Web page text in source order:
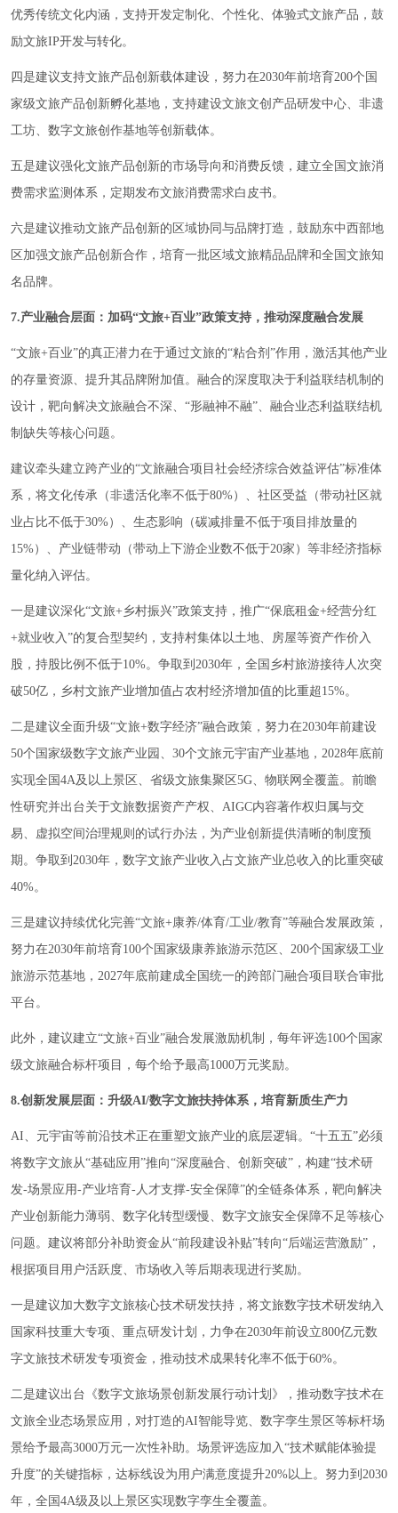
优秀传统文化内涵，支持开发定制化、个性化、体验式文旅产品，鼓
励文旅IP开发与转化。
四是建议支持文旅产品创新载体建设，努力在2030年前培育200个国
家级文旅产品创新孵化基地，支持建设文旅文创产品研发中心、非遗
工坊、数字文旅创作基地等创新载体。
五是建议强化文旅产品创新的市场导向和消费反馈，建立全国文旅消
费需求监测体系，定期发布文旅消费需求白皮书。
六是建议推动文旅产品创新的区域协同与品牌打造，鼓励东中西部地
区加强文旅产品创新合作，培育一批区域文旅精品品牌和全国文旅知
名品牌。
7.产业融合层面：加码“文旅+百业”政策支持，推动深度融合发展
“文旅+百业”的真正潜力在于通过文旅的“粘合剂”作用，激活其他产业
的存量资源、提升其品牌附加值。融合的深度取决于利益联结机制的
设计，靶向解决文旅融合不深、“形融神不融”、融合业态利益联结机
制缺失等核心问题。
建议牵头建立跨产业的“文旅融合项目社会经济综合效益评估”标准体
系，将文化传承（非遗活化率不低于80%）、社区受益（带动社区就
业占比不低于30%）、生态影响（碳减排量不低于项目排放量的
15%）、产业链带动（带动上下游企业数不低于20家）等非经济指标
量化纳入评估。
一是建议深化“文旅+乡村振兴”政策支持，推广“保底租金+经营分红
+就业收入”的复合型契约，支持村集体以土地、房屋等资产作价入
股，持股比例不低于10%。争取到2030年，全国乡村旅游接待人次突
破50亿，乡村文旅产业增加值占农村经济增加值的比重超15%。
二是建议全面升级“文旅+数字经济”融合政策，努力在2030年前建设
50个国家级数字文旅产业园、30个文旅元宇宙产业基地，2028年底前
实现全国4A及以上景区、省级文旅集聚区5G、物联网全覆盖。前瞻
性研究并出台关于文旅数据资产产权、AIGC内容著作权归属与交
易、虚拟空间治理规则的试行办法，为产业创新提供清晰的制度预
期。争取到2030年，数字文旅产业收入占文旅产业总收入的比重突破
40%。
三是建议持续优化完善“文旅+康养/体育/工业/教育”等融合发展政策，
努力在2030年前培育100个国家级康养旅游示范区、200个国家级工业
旅游示范基地，2027年底前建成全国统一的跨部门融合项目联合审批
平台。
此外，建议建立“文旅+百业”融合发展激励机制，每年评选100个国家
级文旅融合标杆项目，每个给予最高1000万元奖励。
8.创新发展层面：升级AI/数字文旅扶持体系，培育新质生产力
AI、元宇宙等前沿技术正在重塑文旅产业的底层逻辑。“十五五”必须
将数字文旅从“基础应用”推向“深度融合、创新突破”，构建“技术研
发-场景应用-产业培育-人才支撑-安全保障”的全链条体系，靶向解决
产业创新能力薄弱、数字化转型缓慢、数字文旅安全保障不足等核心
问题。建议将部分补助资金从“前段建设补贴”转向“后端运营激励”，
根据项目用户活跃度、市场收入等后期表现进行奖励。
一是建议加大数字文旅核心技术研发扶持，将文旅数字技术研发纳入
国家科技重大专项、重点研发计划，力争在2030年前设立800亿元数
字文旅技术研发专项资金，推动技术成果转化率不低于60%。
二是建议出台《数字文旅场景创新发展行动计划》，推动数字技术在
文旅全业态场景应用，对打造的AI智能导览、数字孪生景区等标杆场
景给予最高3000万元一次性补助。场景评选应加入“技术赋能体验提
升度”的关键指标，达标线设为用户满意度提升20%以上。努力到2030
年，全国4A级及以上景区实现数字孪生全覆盖。